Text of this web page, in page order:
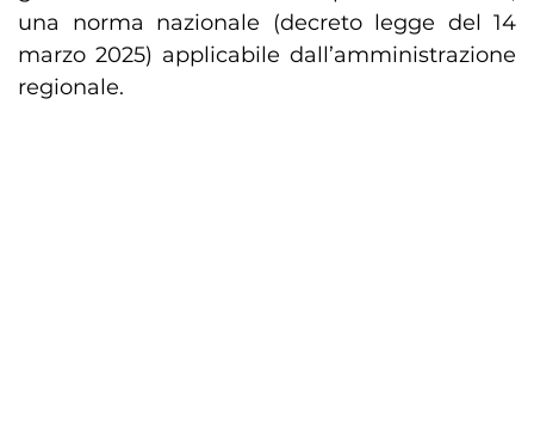
una norma nazionale (decreto legge del 14
marzo 2025) applicabile dall’amministrazione
regionale.